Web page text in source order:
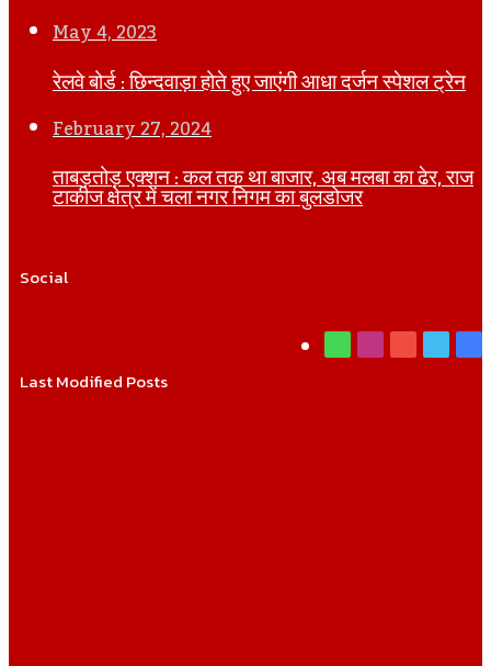
May 4, 2023
रेलवे बोर्ड : छिन्दवाड़ा होते हुए जाएंगी आधा दर्जन स्पेशल ट्रेन
February 27, 2024
ताबड़तोड़ एक्शन : कल तक था बाजार, अब मलबा का ढेर, राज
टाकीज क्षेत्र में चला नगर निगम का बुलडोजर
Social
YouTube
Instagram
WhatsApp
Last Modified Posts